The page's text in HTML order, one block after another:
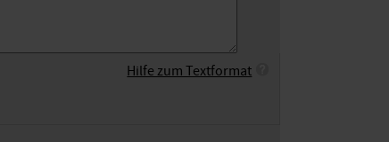
Hilfe zum Textformat